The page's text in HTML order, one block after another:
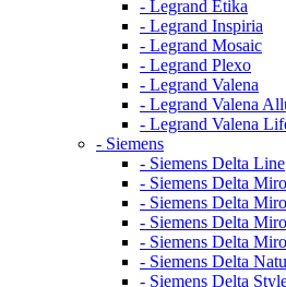
- Legrand Etika
- Legrand Inspiria
- Legrand Mosaic
- Legrand Plexo
- Legrand Valena
- Legrand Valena
- Legrand Valena
- Siemens
- Siemens Delta Line
- Siemens Delta Miro
- Siemens Delta
- Siemens Delta
- Siemens Delta
- Siemens Delta
- Siemens Delta